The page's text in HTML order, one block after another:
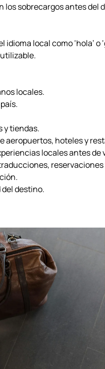
los sobrecargos antes del
local como ‘hola’ o
locales.
y tiendas.
aeropuertos, hoteles y
locales antes de
reservaciones
destino.